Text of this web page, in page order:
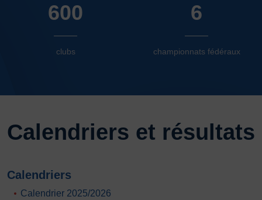
600
clubs
6
championnats fédéraux
Calendriers et résultats
Calendriers
Calendrier 2025/2026